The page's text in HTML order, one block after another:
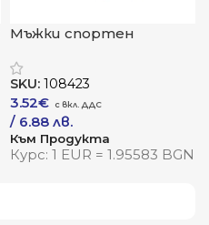
Мъжки спортен
SKU: 108423
3.52€
/ 6.88 лв.
Към Продукта
Курс: 1 EUR = 1.95583 BGN